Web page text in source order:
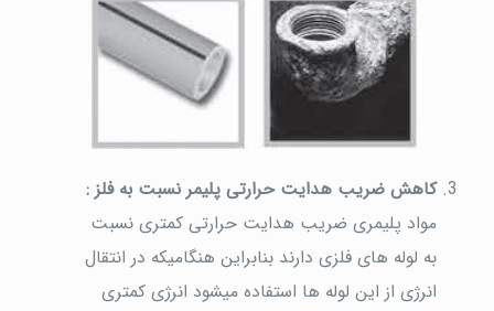
کاهش ضریب هدایت حرارتی پلیمر نسبت به فلز :
مواد پلیمری ضریب هدایت حرارتی کمتری نسبت
به لوله های فلزی دارند بنابراین هنگامیکه در انتقال
انرژی از این لوله ها استفاده میشود انرژی کمتری